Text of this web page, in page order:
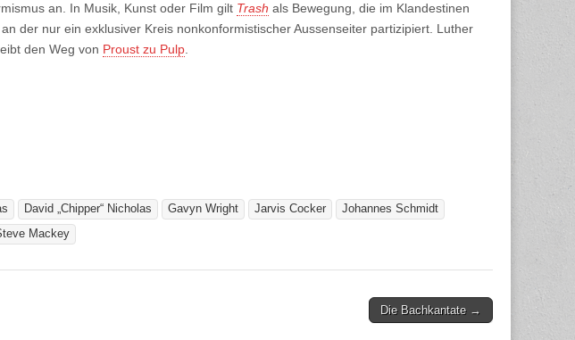
an. In Musik, Kunst oder Film gilt Trash als Bewegung, die im Klandestinen
der nur ein exklusiver Kreis nonkonformistischer Aussenseiter partizipiert. Luther
den Weg von Proust zu Pulp
David „Chipper“ Nicholas Gavyn Wright Jarvis Cocker
Johannes Schmidt
Mackey
Die Bachkantate →